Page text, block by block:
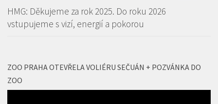
HMG: Děkujeme za rok 2025. Do roku 2026
vstupujeme s vizí, energií a pokorou
ZOO PRAHA OTEVŘELA VOLIÉRU SEČUÁN + POZVÁNKA DO
ZOO